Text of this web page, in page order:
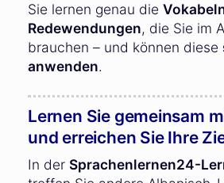
Sie lernen genau die
Redewendungen, die Sie im
brauchen – und können diese
anwenden.
Lernen Sie gemeinsam
und erreichen Sie Ihre
In der Sprachenlernen24-